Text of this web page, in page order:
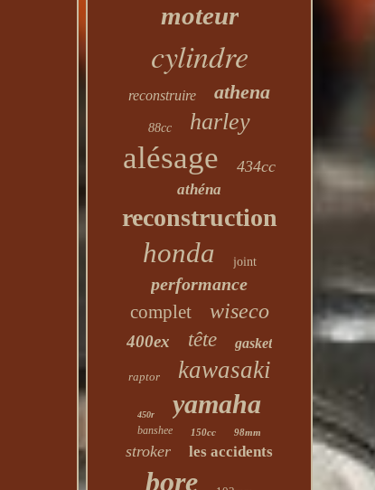
moteur
cylindre
reconstruire athena
88cc harley
alésage 434cc
athéna
reconstruction
honda joint
performance
complet wiseco
400ex tête gasket
raptor kawasaki
450r yamaha
banshee 150cc 98mm
stroker les accidents
bore